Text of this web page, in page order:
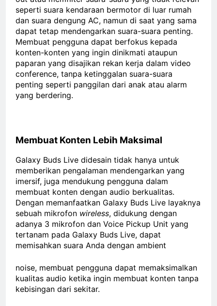
seperti suara kendaraan bermotor di luar rumah
dan suara dengung AC, namun di saat yang sama
dapat tetap mendengarkan suara-suara penting.
Membuat pengguna dapat berfokus kepada
konten-konten yang ingin dinikmati ataupun
paparan yang disajikan rekan kerja dalam video
conference, tanpa ketinggalan suara-suara
penting seperti panggilan dari anak atau alarm
yang berdering.
Membuat Konten Lebih Maksimal
Galaxy Buds Live didesain tidak hanya untuk
memberikan pengalaman mendengarkan yang
imersif, juga mendukung pengguna dalam
membuat konten dengan audio berkualitas.
Dengan memanfaatkan Galaxy Buds Live layaknya
sebuah mikrofon wireless, didukung dengan
adanya 3 mikrofon dan Voice Pickup Unit yang
tertanam pada Galaxy Buds Live, dapat
memisahkan suara Anda dengan ambient
noise, membuat pengguna dapat memaksimalkan
kualitas audio ketika ingin membuat konten tanpa
kebisingan dari sekitar.